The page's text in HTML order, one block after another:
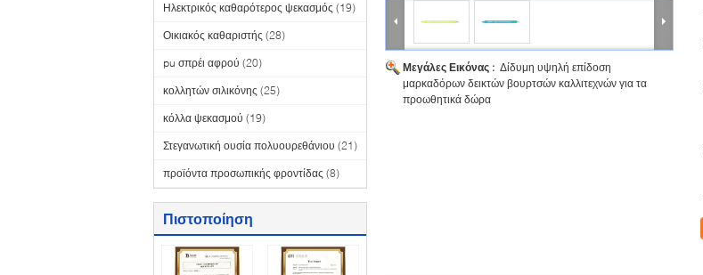
Ηλεκτρικός καθαρότερος ψεκασμός (19)
Οικιακός καθαριστής (28)
pu σπρέι αφρού (20)
κολλητών σιλικόνης (25)
κόλλα ψεκασμού (19)
Στεγανωτική ουσία πολυουρεθάνιου (21)
προϊόντα προσωπικής φροντίδας (8)
Πιστοποίηση
Μεγάλες Εικόνας : Δίδυμη υψηλή επίδοση
μαρκαδόρων δεικτών βουρτσών καλλιτεχνών για τα
προωθητικά δώρα